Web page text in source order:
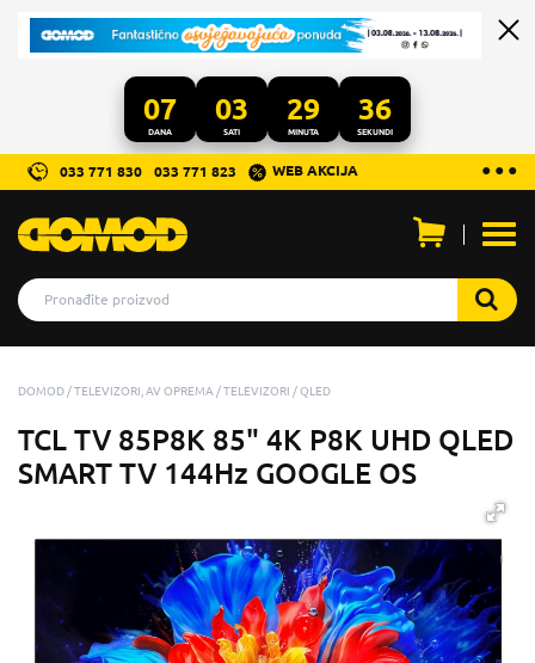
07
DANA
03
SATI
29
MINUTA
36
SEKUNDI
...
● ● ●
033 771 830 033 771 823 WEB AKCIJA
DOMOD TELEVIZORI, AV OPREMA TELEVIZORI QLED
TCL TV 85P8K 85" 4K P8K UHD QLED
SMART TV 144Hz GOOGLE OS